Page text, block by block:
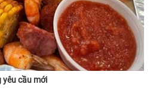
yêu cầu mới